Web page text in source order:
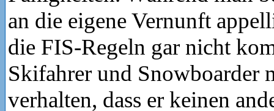
an die eigene Vernunft
die FIS-Regeln gar nicht
Skifahrer und Snowboarder
verhalten, dass er keinen